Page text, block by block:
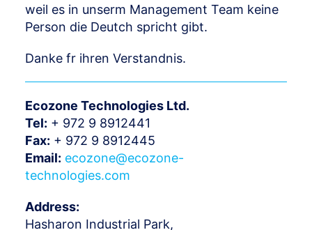
weil es in unserm Management Team keine
Person die Deutch spricht gibt.
Danke fr ihren Verstandnis.
Ecozone Technologies Ltd.
Tel: + 972 9 8912441
Fax: + 972 9 8912445
Email: ecozone@ecozone-
technologies.com
Address:
Hasharon Industrial Park,